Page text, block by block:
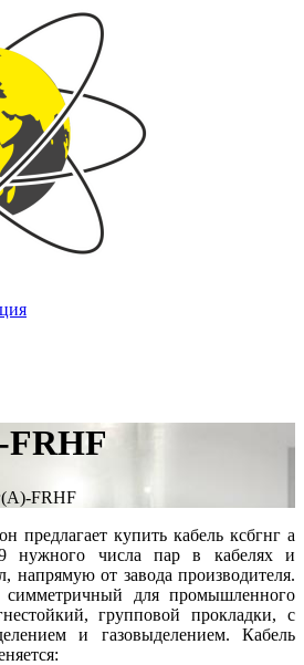
FRHF
купить кабель ксбгнг а
нужного числа пар в кабелях и
напрямую от завода производителя.
для промышленного
групповой прокладки, с
и газовыделением. Кабель